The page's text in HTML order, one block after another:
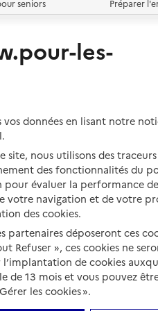
seniors
familial
Préparer
Aides
Fin de vie
Portail
et de leurs
et animé
les-
données en lisant notre
nous utilisons des
des fonctionnalités du
pour évaluer la performance
votre navigation et de votre
des cookies.
partenaires déposeront ces
Refuser », ces cookies ne
l’implantation de cookies
de 13 mois et vous pouvez
les cookies ».